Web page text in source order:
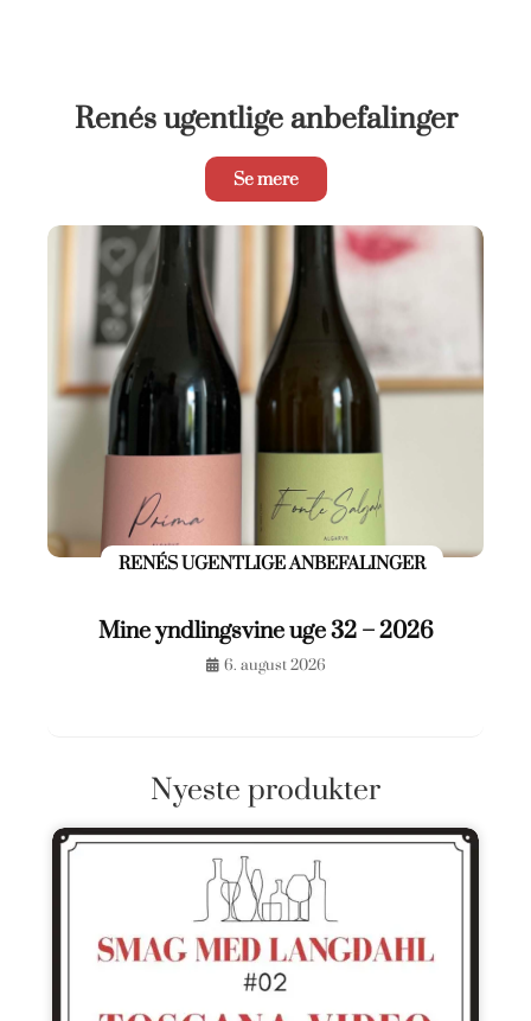
Renés ugentlige anbefalinger
Se mere
RENÉS UGENTLIGE ANBEFALINGER
Mine yndlingsvine uge 32 – 2026
6. august 2026
Nyeste produkter